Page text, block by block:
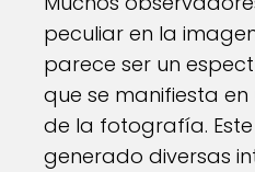
peculiar en la
parece ser un
que se manifiesta
de la fotografía.
generado diversas